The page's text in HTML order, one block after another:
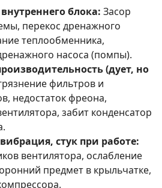
блока: Засор
перекос дренажного
теплообменника,
насоса (помпы).
(дует, но
фильтров и
недостаток фреона,
забит конденсатор
стук при работе:
вентилятора, ослабление
предмет в крыльчатке,